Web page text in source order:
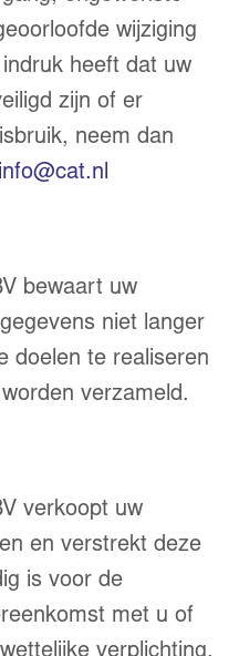
wijziging
heeft dat uw
zijn of er
neem dan
info@cat.nl
bewaart uw
niet langer
doelen te realiseren
verzameld.
verkoopt uw
en verstrekt deze
is voor de
met u of
verplichting.